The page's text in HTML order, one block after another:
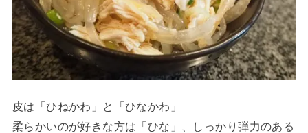
皮は「ひねかわ」と「ひなかわ」
柔らかいのが好きな方は「ひな」、しっかり弾力のある